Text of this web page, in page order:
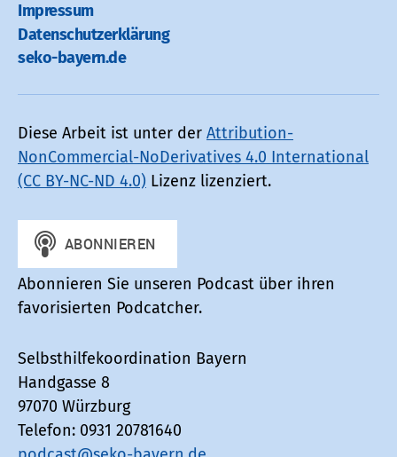
Impressum
Datenschutz­erklärung
seko-bayern.de
Diese Arbeit ist unter der Attribution-
NonCommercial-NoDerivatives 4.0 International
(CC BY-NC-ND 4.0) Lizenz lizenziert.
Abonnieren Sie unseren Podcast über ihren
favorisierten Podcatcher.
Selbsthilfekoordination Bayern
Handgasse 8
97070 Würzburg
Telefon: 0931 20781640